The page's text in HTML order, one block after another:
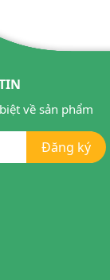
về sản phẩm
Đăng ký